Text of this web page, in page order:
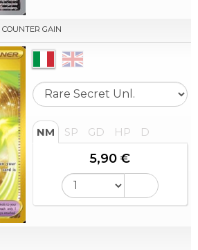
COUNTER GAIN
NM SP GD HP D
5,90 €